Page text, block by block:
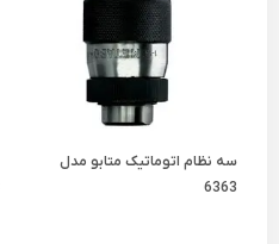
سه نظام اتوماتیک متابو مدل
6363